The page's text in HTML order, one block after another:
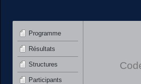
Programme
Résultats
Structures
Participants